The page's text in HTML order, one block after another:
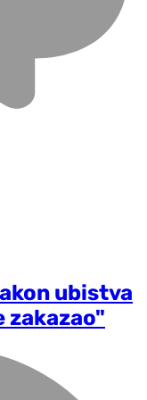
ubistva
zakazao"